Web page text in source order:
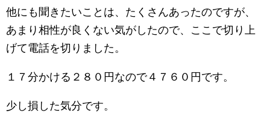
他にも聞きたいことは、たくさんあったのですが、
あまり相性が良くない気がしたので、ここで切り上
げて電話を切りました。
１７分かける２８０円なので４７６０円です。
少し損した気分です。